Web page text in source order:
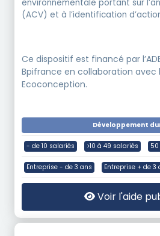
environnementale portant sur
(ACV) et à l’identification
Ce dispositif est financé par
Bpifrance en collaboration avec
Ecoconception.
Développement
- de 10 salariés >10 à 49 salariés
Entreprise - de 3 ans Entreprise + de 3
Voir l'aide